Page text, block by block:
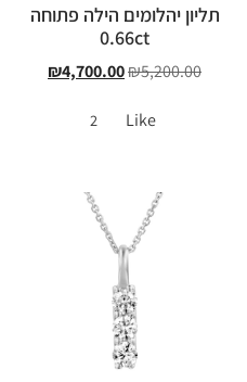
תליון יהלומים הילה פתוחה
0.66ct
₪5,200.00
₪4,700.00
Like
2